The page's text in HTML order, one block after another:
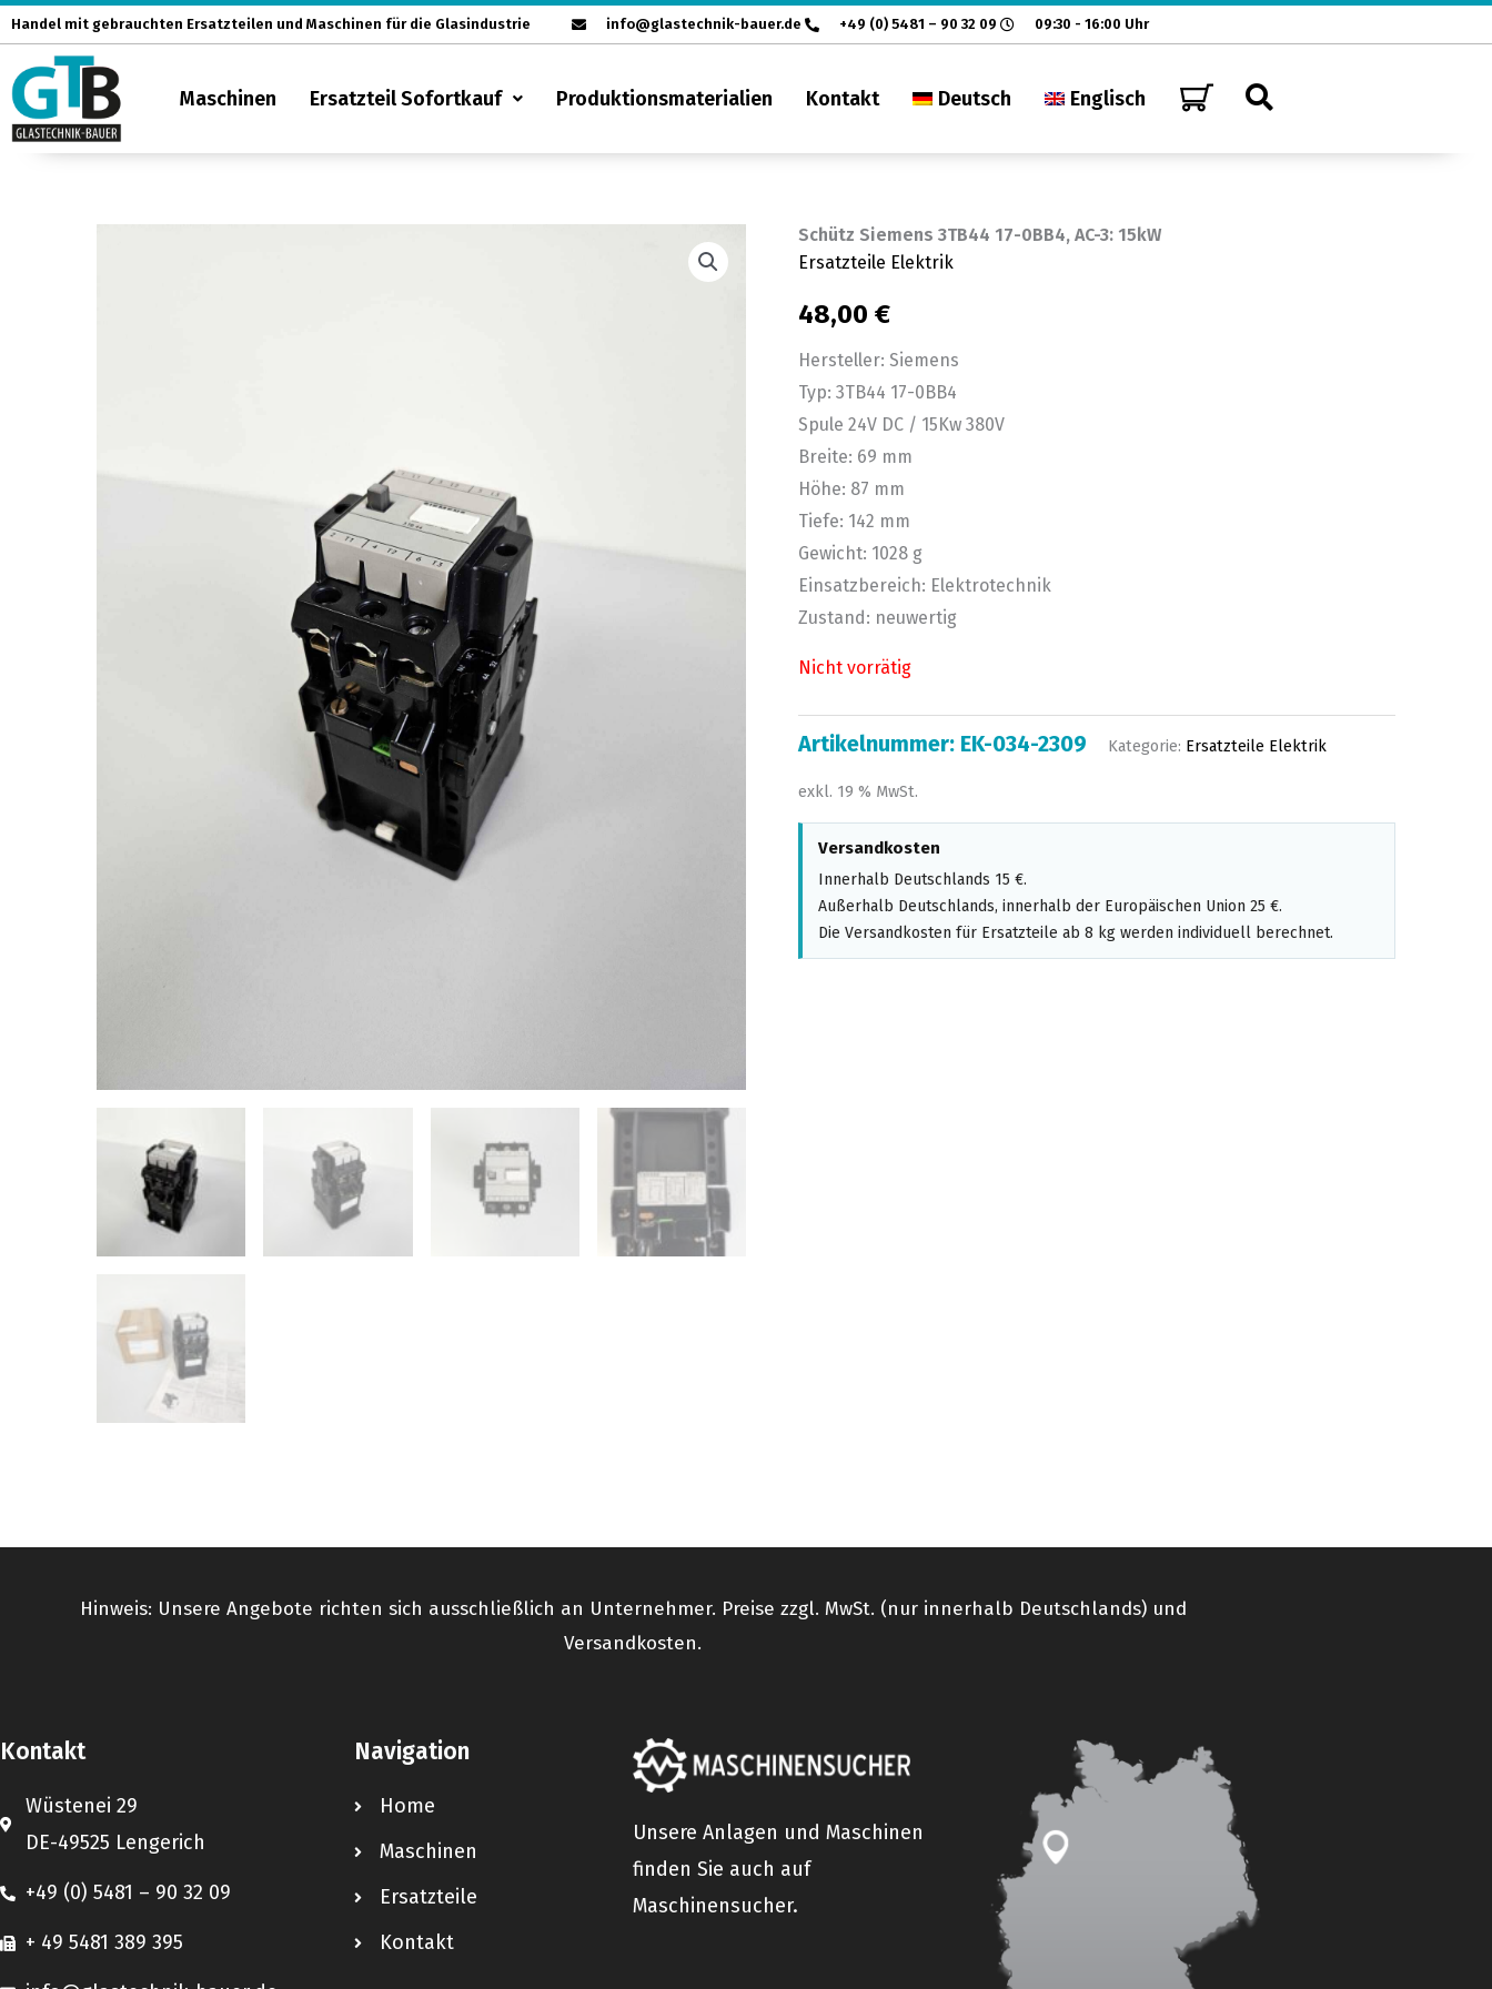
Zum
Inhalt
springen
Handel mit gebrauchten Ersatzteilen und Maschinen für die Glasindustrie info@glastechnik-bauer.de +49 (0) 5481 – 90 32 09 09:30 - 16:00 Uhr
Maschinen Ersatzteil Sofortkauf Produktionsmaterialien Kontakt Deutsch Englisch
Schütz Siemens 3TB44 17-0BB4, AC-3: 15kW
Ersatzteile Elektrik
48,00 €
Hersteller: Siemens
Typ: 3TB44 17-0BB4
Spule 24V DC / 15Kw 380V
Breite: 69 mm
Höhe: 87 mm
Tiefe: 142 mm
Gewicht: 1028 g
Einsatzbereich: Elektrotechnik
Zustand: neuwertig
Nicht vorrätig
Artikelnummer: EK-034-2309 Kategorie: Ersatzteile Elektrik
exkl. 19 % MwSt.
Versandkosten
Innerhalb Deutschlands 15 €.
Außerhalb Deutschlands, innerhalb der Europäischen Union 25 €.
Die Versandkosten für Ersatzteile ab 8 kg werden individuell berechnet.
Hinweis: Unsere Angebote richten sich ausschließlich an Unternehmer. Preise zzgl. MwSt. (nur innerhalb Deutschlands) und
Versandkosten.
Kontakt
Wüstenei 29
DE-49525 Lengerich
+49 (0) 5481 – 90 32 09
+ 49 5481 389 395
Navigation
Home
Maschinen
Ersatzteile
Kontakt
Unsere Anlagen und Maschinen
finden Sie auch auf
Maschinensucher.